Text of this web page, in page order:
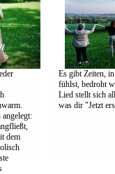
dem
Es gibt Zeiten,
fühlst, bedroht
Lied stellt sich
was dir "Jetzt